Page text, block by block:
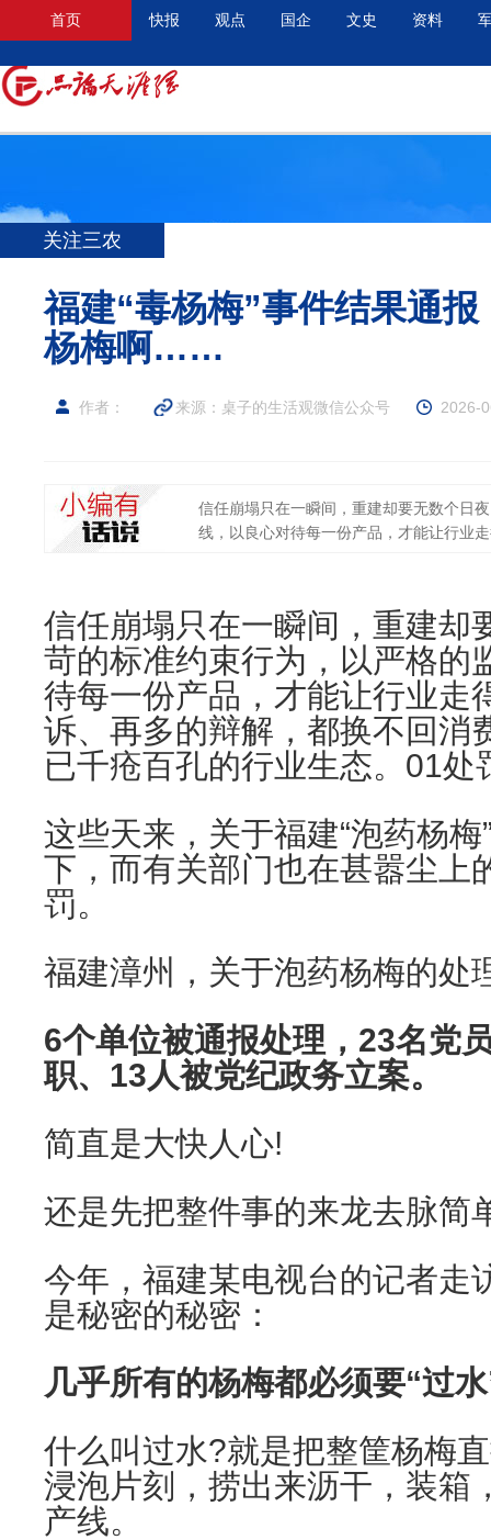
首页 快报 观点 国企 文史 资料
关注三农
福建“毒杨梅”事件结果通
杨梅啊……
作者： 来源：桌子的生活观微信公众号 2026-
信任崩塌只在一瞬间，重建却要无数个日
线，以良心对待每一份产品，才能让行业
信任崩塌只在一瞬间，重建却
苛的标准约束行为，以严格的
待每一份产品，才能让行业走
诉、再多的辩解，都换不回消
已千疮百孔的行业生态。 01处
这些天来，关于福建“泡药杨
下，而有关部门也在甚嚣尘上
罚。
福建漳州，关于泡药杨梅的处
6个单位被通报处理，23名党
职、13人被党纪政务立案。
简直是大快人心!
还是先把整件事的来龙去脉简
今年，福建某电视台的记者走
是秘密的秘密：
几乎所有的杨梅都必须要“过
什么叫过水?就是把整筐杨梅
浸泡片刻，捞出来沥干，装箱
产线。